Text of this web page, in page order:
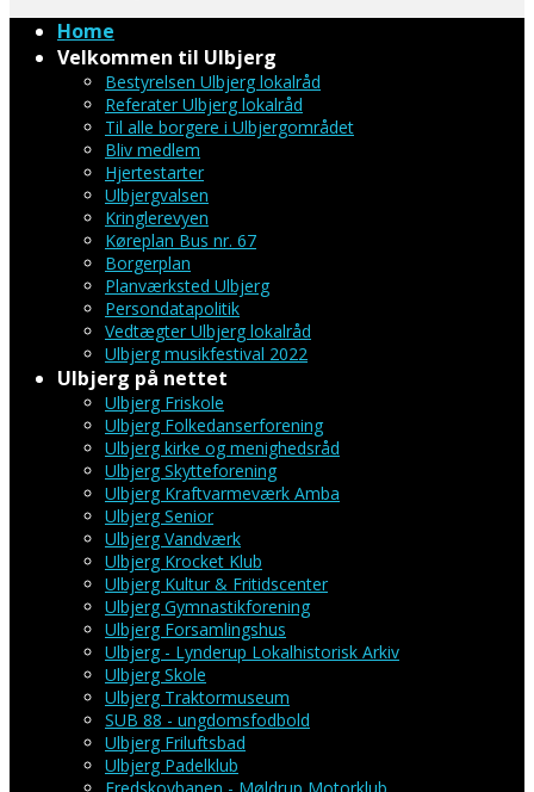
Home
Velkommen til Ulbjerg
Bestyrelsen Ulbjerg lokalråd
Referater Ulbjerg lokalråd
Til alle borgere i Ulbjergområdet
Bliv medlem
Hjertestarter
Ulbjergvalsen
Kringlerevyen
Køreplan Bus nr. 67
Borgerplan
Planværksted Ulbjerg
Persondatapolitik
Vedtægter Ulbjerg lokalråd
Ulbjerg musikfestival 2022
Ulbjerg på nettet
Ulbjerg Friskole
Ulbjerg Folkedanserforening
Ulbjerg kirke og menighedsråd
Ulbjerg Skytteforening
Ulbjerg Kraftvarmeværk Amba
Ulbjerg Senior
Ulbjerg Vandværk
Ulbjerg Krocket Klub
Ulbjerg Kultur & Fritidscenter
Ulbjerg Gymnastikforening
Ulbjerg Forsamlingshus
Ulbjerg - Lynderup Lokalhistorisk Arkiv
Ulbjerg Skole
Ulbjerg Traktormuseum
SUB 88 - ungdomsfodbold
Ulbjerg Friluftsbad
Ulbjerg Padelklub